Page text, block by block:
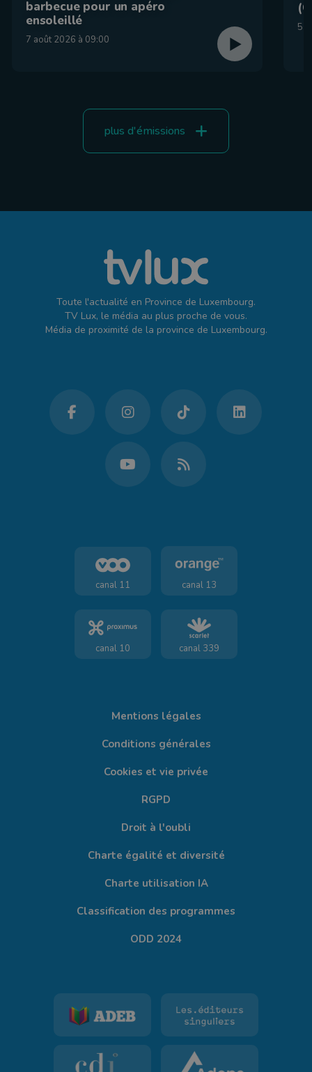
barbecue pour un apéro
ensoleillé
7 août 2026 à 09:00
5
plus d'émissions
Toute l'actualité en Province de Luxembourg.
TV Lux, le média au plus proche de vous.
Média de proximité de la province de Luxembourg.
canal 11 canal 13
canal 10 canal 339
Mentions légales
Conditions générales
Cookies et vie privée
RGPD
Droit à l'oubli
Charte égalité et diversité
Charte utilisation IA
Classification des programmes
ODD 2024